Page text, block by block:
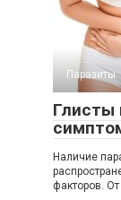
Паразиты
Глисты
Наличие
факторов.